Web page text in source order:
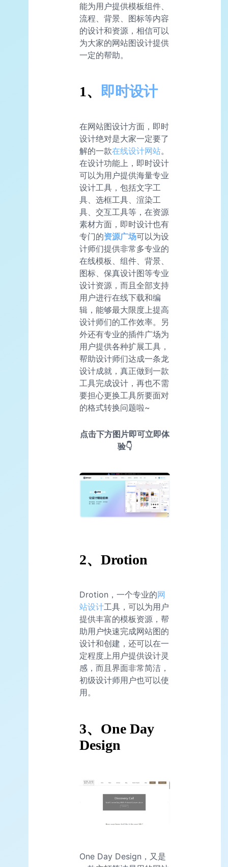
能为用户提供模板组件、
流程、背景、图标等内容
的设计和资源，相信可以
为大家的网站图设计提供
一定的帮助。
1、 即时设计
在网站图设计方面，即时
设计绝对是大家一定要了
解的一款在线设计网站。
在设计功能上，即时设计
可以为用户提供海量专业
设计工具，包括文字工
具、选框工具、渲染工
具、交互工具等，在资源
素材方面，即时设计也有
专门的资源广场可以为设
计师们提供非常多专业的
在线模板、组件、背景、
图标、保真设计图等专业
设计资源，而且全部支持
用户进行在线下载和编
辑，能够最大限度上提高
设计师们的工作效率。另
外还有专业的插件广场为
用户提供各种扩展工具，
帮助设计师们达成一条龙
设计成就，真正做到一款
工具完成设计，再也不需
要担心更换工具所要面对
的格式转换问题啦~
点击下方图片即可立即体
验👇
2、Drotion
Drotion，一个专业的网
站设计工具，可以为用户
提供丰富的模板资源，帮
助用户快速完成网站图的
设计和创建，还可以在一
定程度上用户提供设计灵
感，而且界面非常简洁，
初级设计师用户也可以使
用。
3、One Day
Design
One Day Design，又是